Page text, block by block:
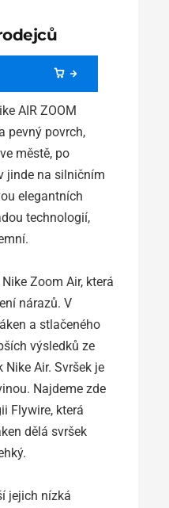
AIR ZOOM
pevný povrch,
městě, po
jinde na silničním
elegantních
technologií,
Zoom Air, která
nárazů. V
a stlačeného
výsledků ze
Air. Svršek je
Najdeme zde
Flywire, která
dělá svršek
jejich nízká